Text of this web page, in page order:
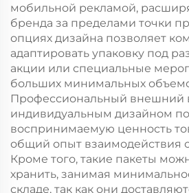
мобильной рекламой,
бренда за пределами точки
опциях дизайна позволяет
адаптировать упаковку под
акции или специальные
больших минимальных
Профессиональный внешний
индивидуальным дизайном
воспринимаемую ценность
общий опыт взаимодействия
Кроме того, такие пакеты
хранить, занимая
складе, так как они